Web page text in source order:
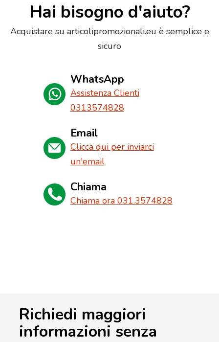
Hai bisogno d'aiuto?
Acquistare su articolipromozionali.eu è semplice e
sicuro
WhatsApp
Assistenza Clienti
0313574828
Email
Clicca qui per inviarci
un'email
Chiama
Chiama ora 031.3574828
Richiedi maggiori
informazioni senza